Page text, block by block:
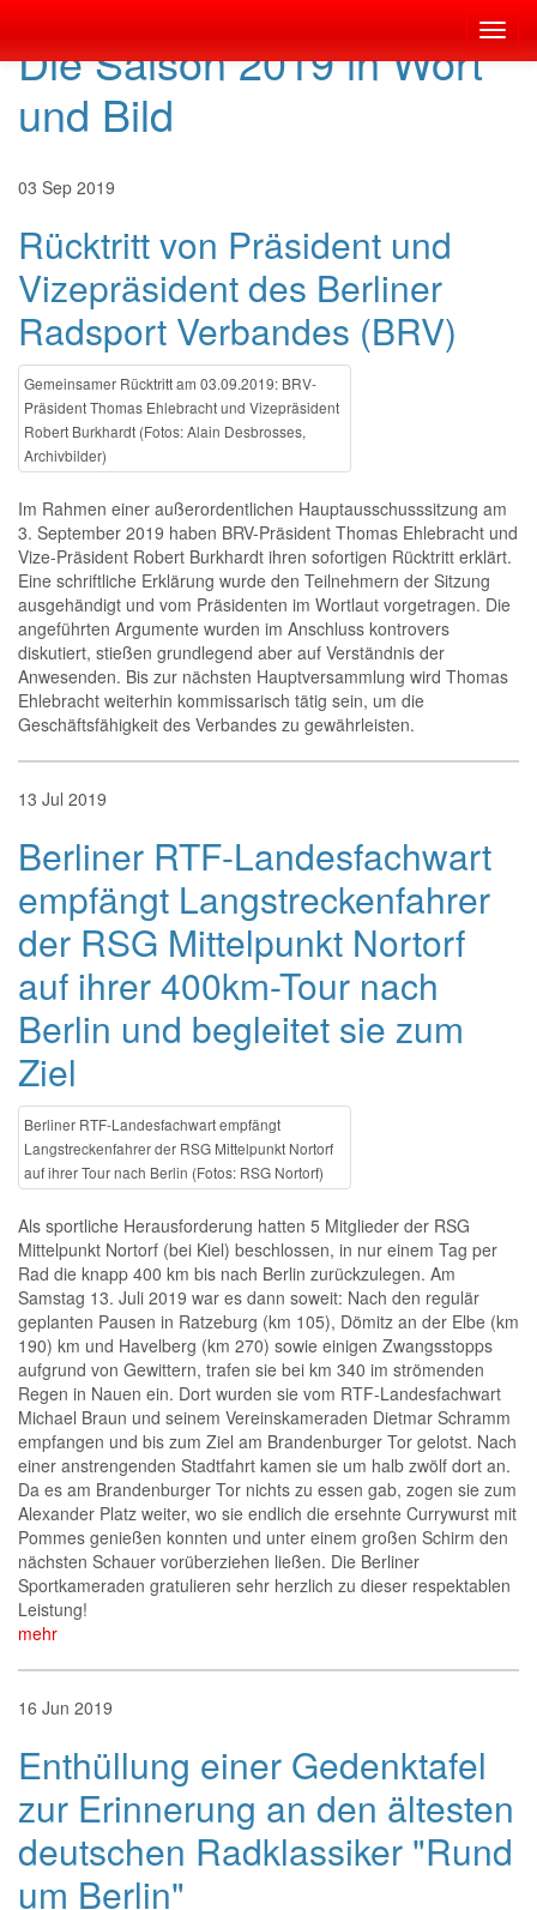
Die Saison 2019 in Wort
und Bild
03 Sep 2019
Rücktritt von Präsident und
Vizepräsident des Berliner
Radsport Verbandes (BRV)
Gemeinsamer Rücktritt am 03.09.2019: BRV-
Präsident Thomas Ehlebracht und Vizepräsident
Robert Burkhardt (Fotos: Alain Desbrosses,
Archivbilder)
Im Rahmen einer außerordentlichen Hauptausschusssitzung am
3. September 2019 haben BRV-Präsident Thomas Ehlebracht und
Vize-Präsident Robert Burkhardt ihren sofortigen Rücktritt erklärt.
Eine schriftliche Erklärung wurde den Teilnehmern der Sitzung
ausgehändigt und vom Präsidenten im Wortlaut vorgetragen. Die
angeführten Argumente wurden im Anschluss kontrovers
diskutiert, stießen grundlegend aber auf Verständnis der
Anwesenden. Bis zur nächsten Hauptversammlung wird Thomas
Ehlebracht weiterhin kommissarisch tätig sein, um die
Geschäftsfähigkeit des Verbandes zu gewährleisten.
13 Jul 2019
Berliner RTF-Landesfachwart
empfängt Langstreckenfahrer
der RSG Mittelpunkt Nortorf
auf ihrer 400km-Tour nach
Berlin und begleitet sie zum
Ziel
Berliner RTF-Landesfachwart empfängt
Langstreckenfahrer der RSG Mittelpunkt Nortorf
auf ihrer Tour nach Berlin (Fotos: RSG Nortorf)
Als sportliche Herausforderung hatten 5 Mitglieder der RSG
Mittelpunkt Nortorf (bei Kiel) beschlossen, in nur einem Tag per
Rad die knapp 400 km bis nach Berlin zurückzulegen. Am
Samstag 13. Juli 2019 war es dann soweit: Nach den regulär
geplanten Pausen in Ratzeburg (km 105), Dömitz an der Elbe (km
190) km und Havelberg (km 270) sowie einigen Zwangsstopps
aufgrund von Gewittern, trafen sie bei km 340 im strömenden
Regen in Nauen ein. Dort wurden sie vom RTF-Landesfachwart
Michael Braun und seinem Vereinskameraden Dietmar Schramm
empfangen und bis zum Ziel am Brandenburger Tor gelotst. Nach
einer anstrengenden Stadtfahrt kamen sie um halb zwölf dort an.
Da es am Brandenburger Tor nichts zu essen gab, zogen sie zum
Alexander Platz weiter, wo sie endlich die ersehnte Currywurst mit
Pommes genießen konnten und unter einem großen Schirm den
nächsten Schauer vorüberziehen ließen. Die Berliner
Sportkameraden gratulieren sehr herzlich zu dieser respektablen
Leistung!
mehr
16 Jun 2019
Enthüllung einer Gedenktafel
zur Erinnerung an den ältesten
deutschen Radklassiker "Rund
um Berlin"